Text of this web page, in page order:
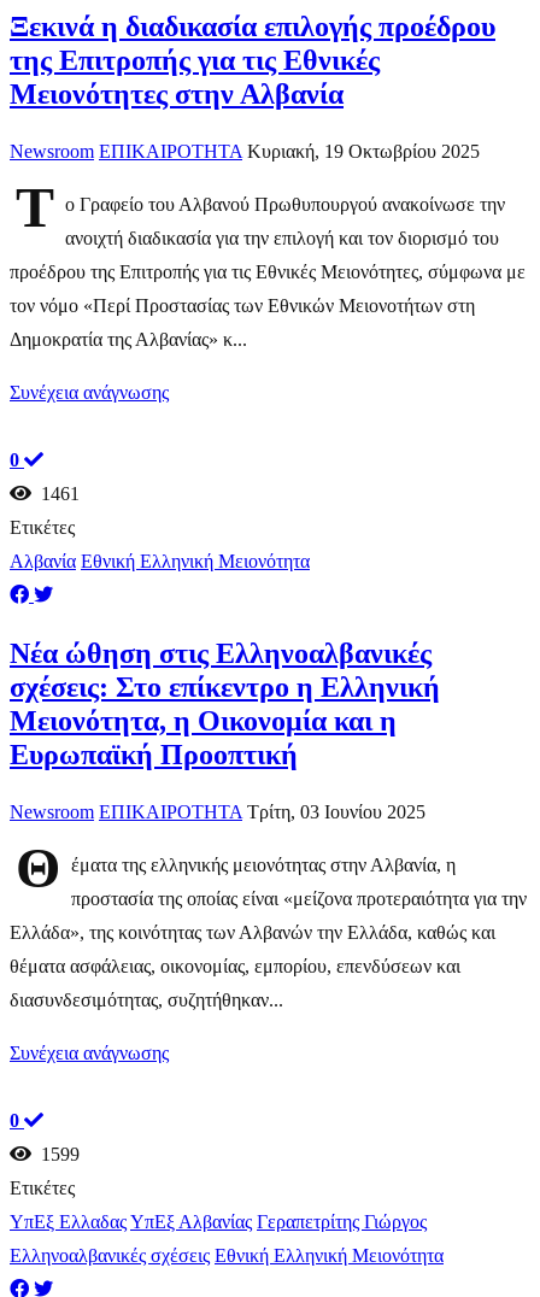
Ξεκινά η διαδικασία επιλογής προέδρου
της Επιτροπής για τις Εθνικές
Μειονότητες στην Αλβανία
Newsroom ΕΠΙΚΑΙΡΟΤΗΤΑ Κυριακή, 19 Οκτωβρίου 2025
Τ ο Γραφείο του Αλβανού Πρωθυπουργού ανακοίνωσε την
ανοιχτή διαδικασία για την επιλογή και τον διορισμό του
προέδρου της Επιτροπής για τις Εθνικές Μειονότητες, σύμφωνα με
τον νόμο «Περί Προστασίας των Εθνικών Μειονοτήτων στη
Δημοκρατία της Αλβανίας» κ...
Συνέχεια ανάγνωσης
0
1461
Ετικέτες
Αλβανία Εθνική Ελληνική Μειονότητα
Νέα ώθηση στις Ελληνοαλβανικές
σχέσεις: Στο επίκεντρο η Ελληνική
Μειονότητα, η Οικονομία και η
Ευρωπαϊκή Προοπτική
Newsroom ΕΠΙΚΑΙΡΟΤΗΤΑ Τρίτη, 03 Ιουνίου 2025
Θ
έματα της ελληνικής μειονότητας στην Αλβανία, η
προστασία της οποίας είναι «μείζονα προτεραιότητα για την
Ελλάδα», της κοινότητας των Αλβανών την Ελλάδα, καθώς και
θέματα ασφάλειας, οικονομίας, εμπορίου, επενδύσεων και
διασυνδεσιμότητας, συζητήθηκαν...
Συνέχεια ανάγνωσης
0
1599
Ετικέτες
ΥπΕξ ΕλλαδαςΥπΕξ Αλβανίας Γεραπετρίτης Γιώργος
Ελληνοαλβανικές σχέσεις Εθνική Ελληνική Μειονότητα